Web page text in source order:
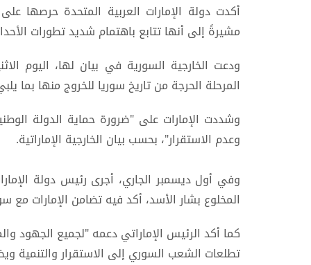
أكدت دولة الإمارات العربية المتحدة حرصها
مشيرةً إلى أنها تتابع باهتمام شديد تطورات
ودعت الخارجية السورية في بيان لها، اليوم
المرحلة الحرجة من تاريخ سوريا للخروج منها
وشددت الإمارات على "ضرورة حماية الدولة
وعدم الاستقرار"، بحسب بيان الخارجية الإماراتية.
وفي أول ديسمبر الجاري، أجرى رئيس دولة
المخلوع بشار الأسد، أكد فيه تضامن الإمارات
كما أكد الرئيس الإماراتي دعمه "لجميع الجهود
تطلعات الشعب السوري إلى الاستقرار والتنمية